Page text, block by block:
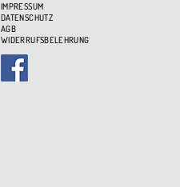
IMPRESSUM
DATENSCHUTZ
AGB
WIDERRUFSBELEHRUNG